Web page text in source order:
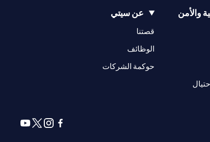
والأمن عن سيتي
قصتنا
(opens in a new tab)
الوظائف
(opens in a new tab)
حوكمة الشركات
(opens in a new tab)